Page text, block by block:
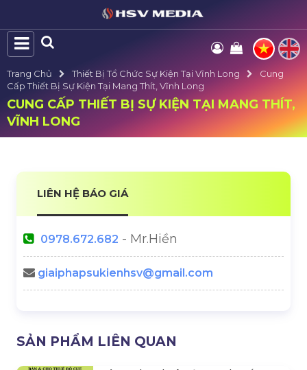
Trang Chủ Thiết Bị Tổ Chức Sự Kiện Tại Vĩnh Long
Cung
Cấp Thiết Bị Sự Kiện Tại Mang Thít, Vĩnh Long
CUNG CẤP THIẾT BỊ SỰ KIỆN TẠI MANG THÍT,
VĨNH LONG
LIÊN HỆ BÁO GIÁ
0978.672.682 - Mr.Hiền
giaiphapsukienhsv@gmail.com
SẢN PHẨM LIÊN QUAN